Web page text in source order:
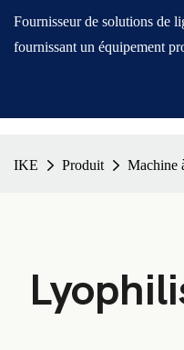
Fournisseur de solutions de
fournissant un équipement
IKE Produit Machine